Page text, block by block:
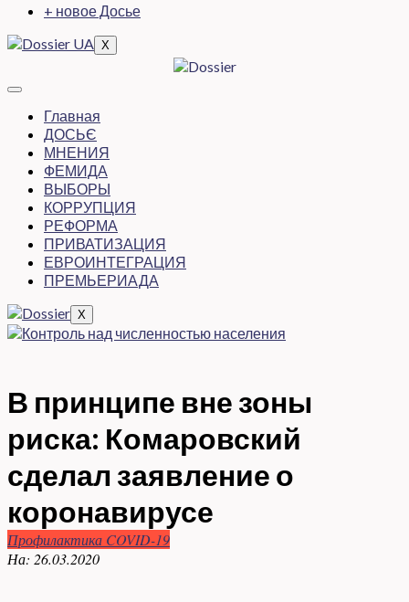
+ новое Досье
X
Главная
ДОСЬЄ
МНЕНИЯ
ФЕМИДА
ВЫБОРЫ
КОРРУПЦИЯ
РЕФОРМА
ПРИВАТИЗАЦИЯ
ЕВРОИНТЕГРАЦИЯ
ПРЕМЬЕРИАДА
X
В принципе вне зоны
риска: Комаровский
сделал заявление о
коронавирусе
Профилактика COVID-19
На: 26.03.2020